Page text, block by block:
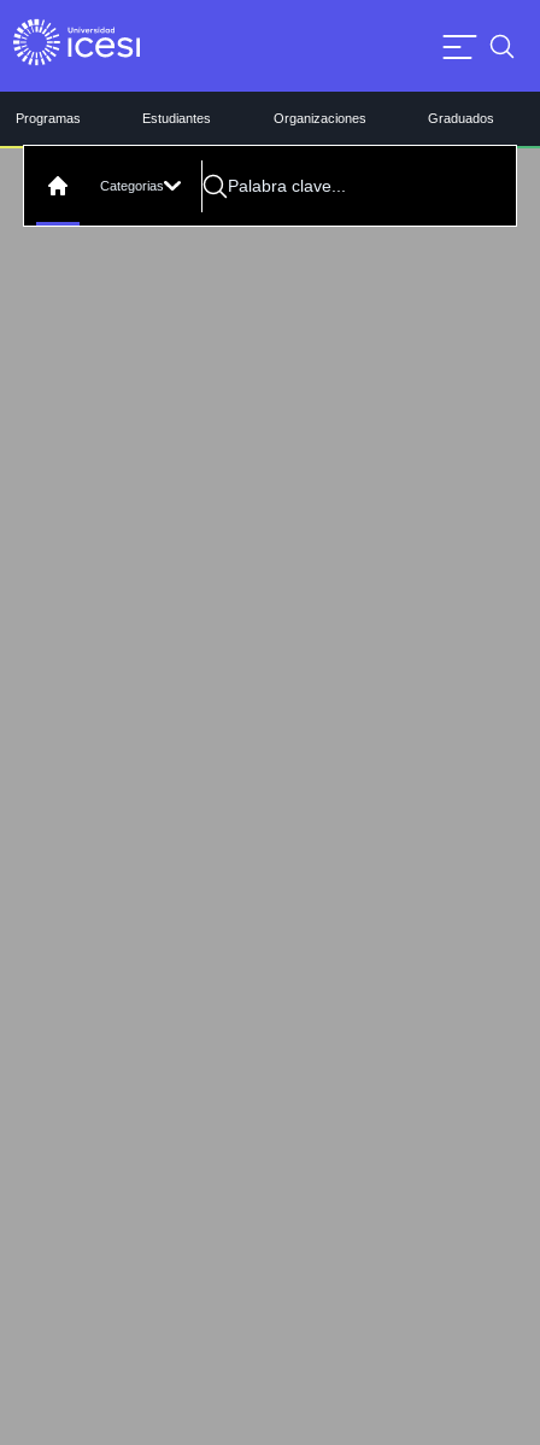
Programas Estudiantes Organizaciones Graduados
Categorias